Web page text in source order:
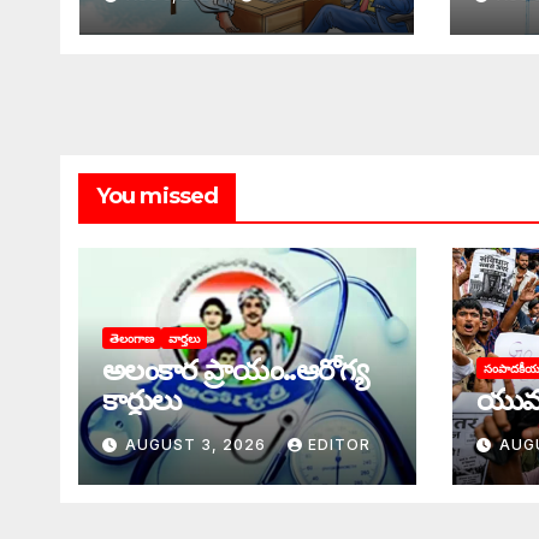
You missed
తెలంగాణ వార్తలు
అలంకార ప్రాయం..ఆరోగ్య
కార్డులు
AUGUST 3, 2026 EDITOR